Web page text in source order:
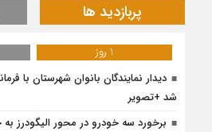
پربازدید ها
1 روز
دیدار نمایندگان بانوان شهرستان با
شد +تصویر